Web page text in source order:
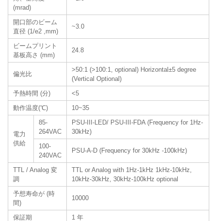
(mrad)
開口部のビーム
直径 (1/e2 ,mm)
~3.0
ビームプリント
基板高さ (mm)
24.8
偏光比
>50:1 (>100:1, optional) Horizontal±5 degree
(Vertical Optional)
予熱時間 (分)
<5
動作温度(℃)
10~35
電力
供給
85-
264VAC
PSU-III-LED/ PSU-III-FDA (Frequency for 1Hz-
30kHz)
100-
240VAC
PSU-A-D (Frequency for 30kHz -100kHz)
TTL / Analog 変
調
TTL or Analog with 1Hz-1kHz 1kHz-10kHz,
10kHz-30kHz, 30kHz-100kHz optional
予想寿命が (時
間)
10000
保証期 1 年